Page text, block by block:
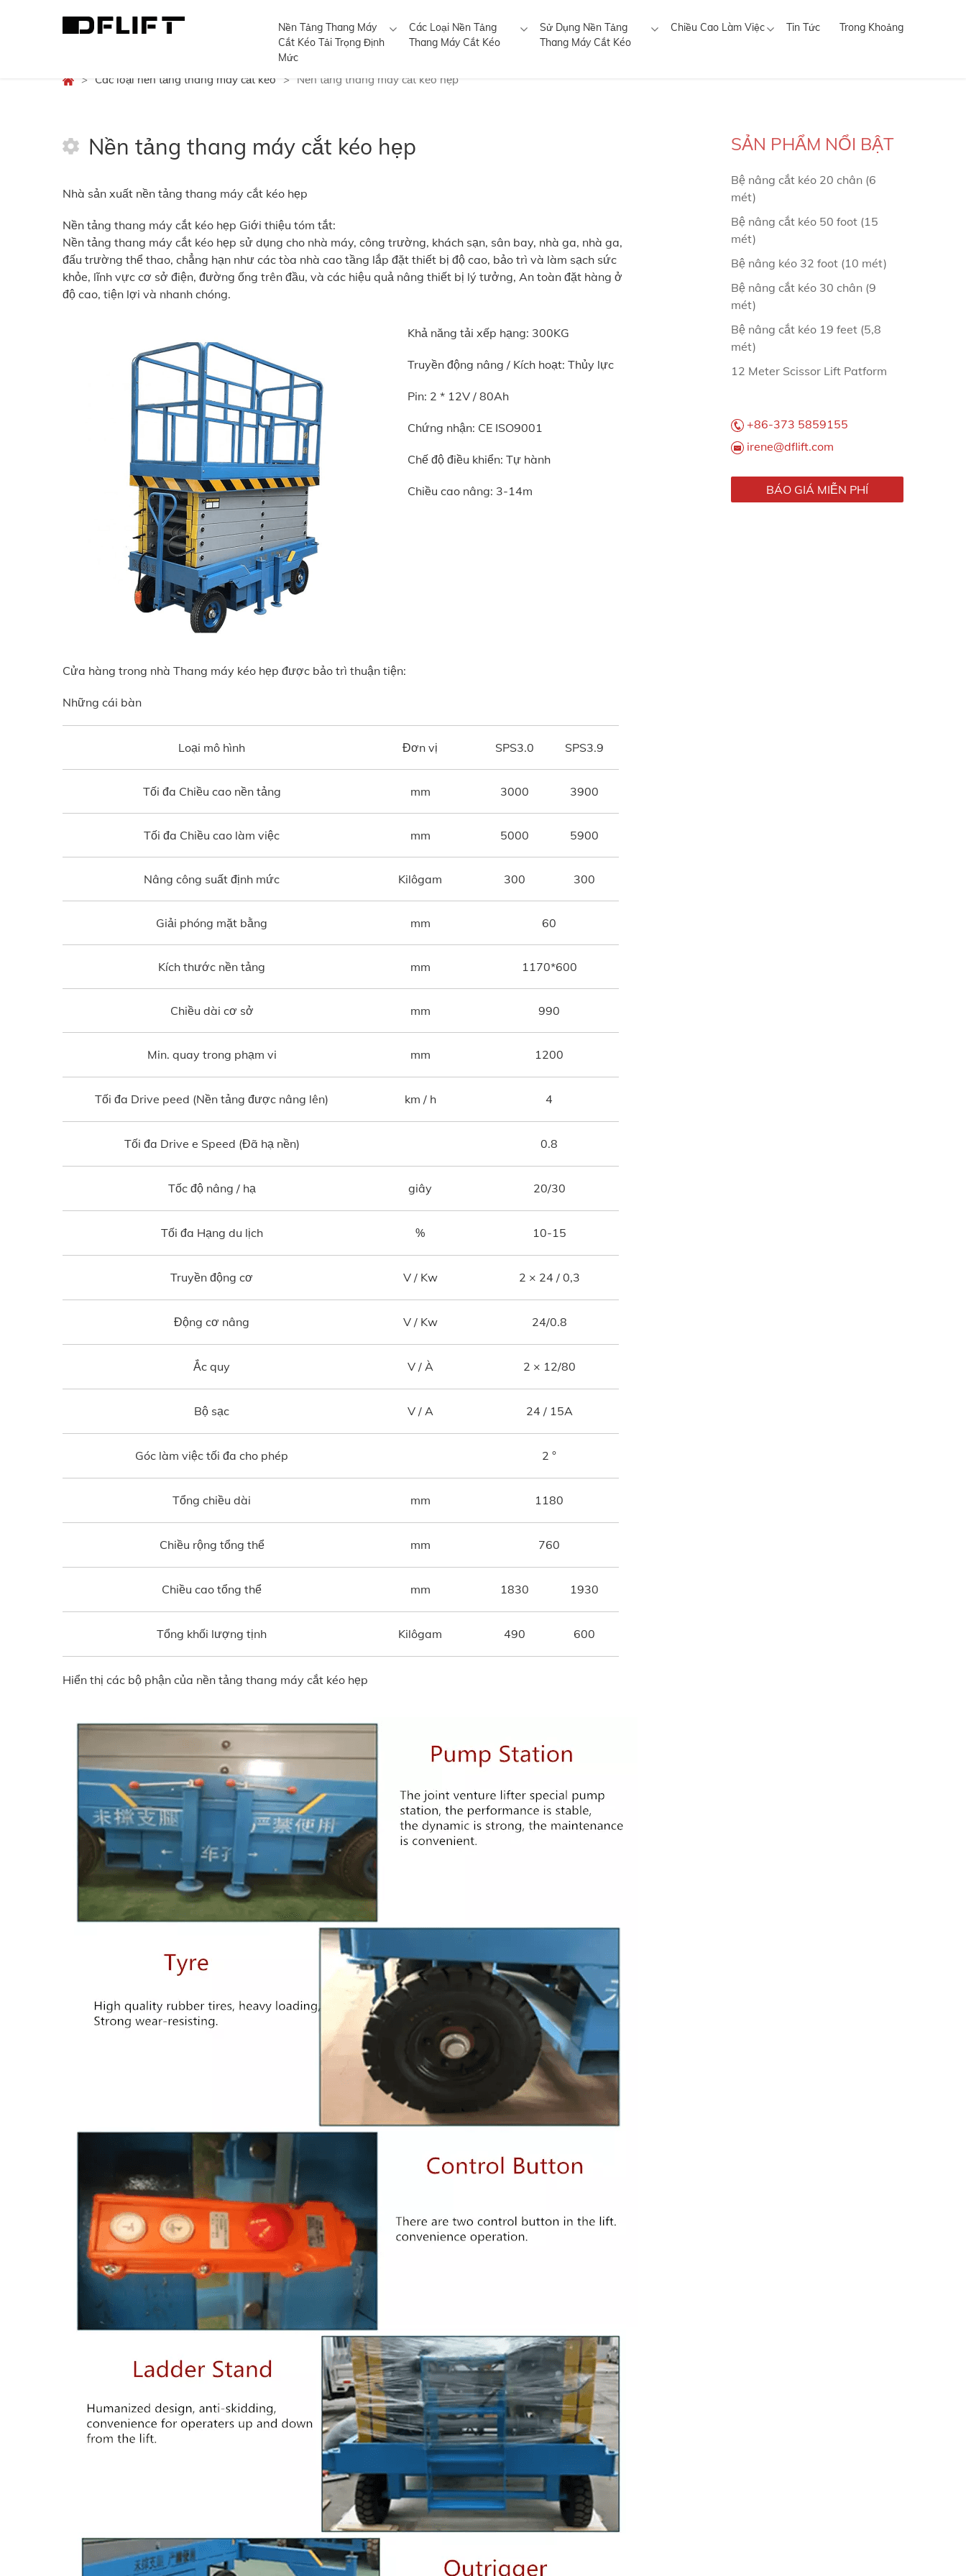
Nền Tảng Thang Máy
Cắt Kéo Tải Trọng Định
Mức
Các Loại Nền Tảng
Thang Máy Cắt Kéo
Sử Dụng Nền Tảng
Thang Máy Cắt Kéo
Chiều Cao Làm Việc Tin Tức Trong Khoảng
> Các loại nền tảng thang máy cắt kéo > Nền tảng thang máy cắt kéo hẹp
Nền tảng thang máy cắt kéo hẹp
Nhà sản xuất nền tảng thang máy cắt kéo hẹp
Nền tảng thang máy cắt kéo hẹp Giới thiệu tóm tắt:
Nền tảng thang máy cắt kéo hẹp sử dụng cho nhà máy, công trường, khách sạn, sân bay, nhà ga, nhà ga,
đấu trường thể thao, chẳng hạn như các tòa nhà cao tầng lắp đặt thiết bị độ cao, bảo trì và làm sạch sức
khỏe, lĩnh vực cơ sở điện, đường ống trên đầu, và các hiệu quả nâng thiết bị lý tưởng, An toàn đặt hàng ở
độ cao, tiện lợi và nhanh chóng.
Khả năng tải xếp hạng: 300KG
Truyền động nâng / Kích hoạt: Thủy lực
Pin: 2 * 12V / 80Ah
Chứng nhận: CE ISO9001
Chế độ điều khiển: Tự hành
Chiều cao nâng: 3-14m
Cửa hàng trong nhà Thang máy kéo hẹp được bảo trì thuận tiện:
Những cái bàn
Loại mô hình Đơn vị SPS3.0 SPS3.9
Tối đa Chiều cao nền tảng mm 3000 3900
Tối đa Chiều cao làm việc mm 5000 5900
Nâng công suất định mức Kilôgam 300 300
Giải phóng mặt bằng mm 60
Kích thước nền tảng mm 1170*600
Chiều dài cơ sở mm 990
Min. quay trong phạm vi mm 1200
Tối đa Drive peed (Nền tảng được nâng lên) km / h 4
Tối đa Drive e Speed (Đã hạ nền) 0.8
Tốc độ nâng / hạ giây 20/30
Tối đa Hạng du lịch % 10-15
Truyền động cơ V / Kw 2 × 24 / 0,3
Động cơ nâng V / Kw 24/0.8
Ắc quy V / À 2 × 12/80
Bộ sạc V / A 24 / 15A
Góc làm việc tối đa cho phép 2 °
Tổng chiều dài mm 1180
Chiều rộng tổng thể mm 760
Chiều cao tổng thể mm 1830 1930
Tổng khối lượng tịnh Kilôgam 490 600
Hiển thị các bộ phận của nền tảng thang máy cắt kéo hẹp
SẢN PHẨM NỔI BẬT
Bệ nâng cắt kéo 20 chân (6
mét)
Bệ nâng cắt kéo 50 foot (15
mét)
Bệ nâng kéo 32 foot (10 mét)
Bệ nâng cắt kéo 30 chân (9
mét)
Bệ nâng cắt kéo 19 feet (5,8
mét)
12 Meter Scissor Lift Patform
+86-373 5859155
irene@dflift.com
BÁO GIÁ MIỄN PHÍ